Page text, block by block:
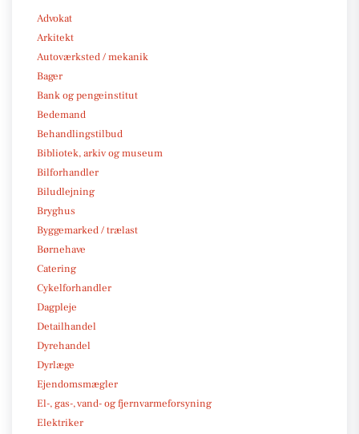
Advokat
Arkitekt
Autoværksted / mekanik
Bager
Bank og pengeinstitut
Bedemand
Behandlingstilbud
Bibliotek, arkiv og museum
Bilforhandler
Biludlejning
Bryghus
Byggemarked / trælast
Børnehave
Catering
Cykelforhandler
Dagpleje
Detailhandel
Dyrehandel
Dyrlæge
Ejendomsmægler
El-, gas-, vand- og fjernvarmeforsyning
Elektriker